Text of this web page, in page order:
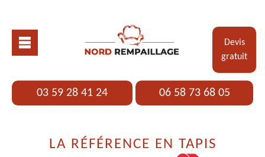
Devis
gratuit
03 59 28 41 24 06 58 73 68 05
LA RÉFÉRENCE EN TAPIS